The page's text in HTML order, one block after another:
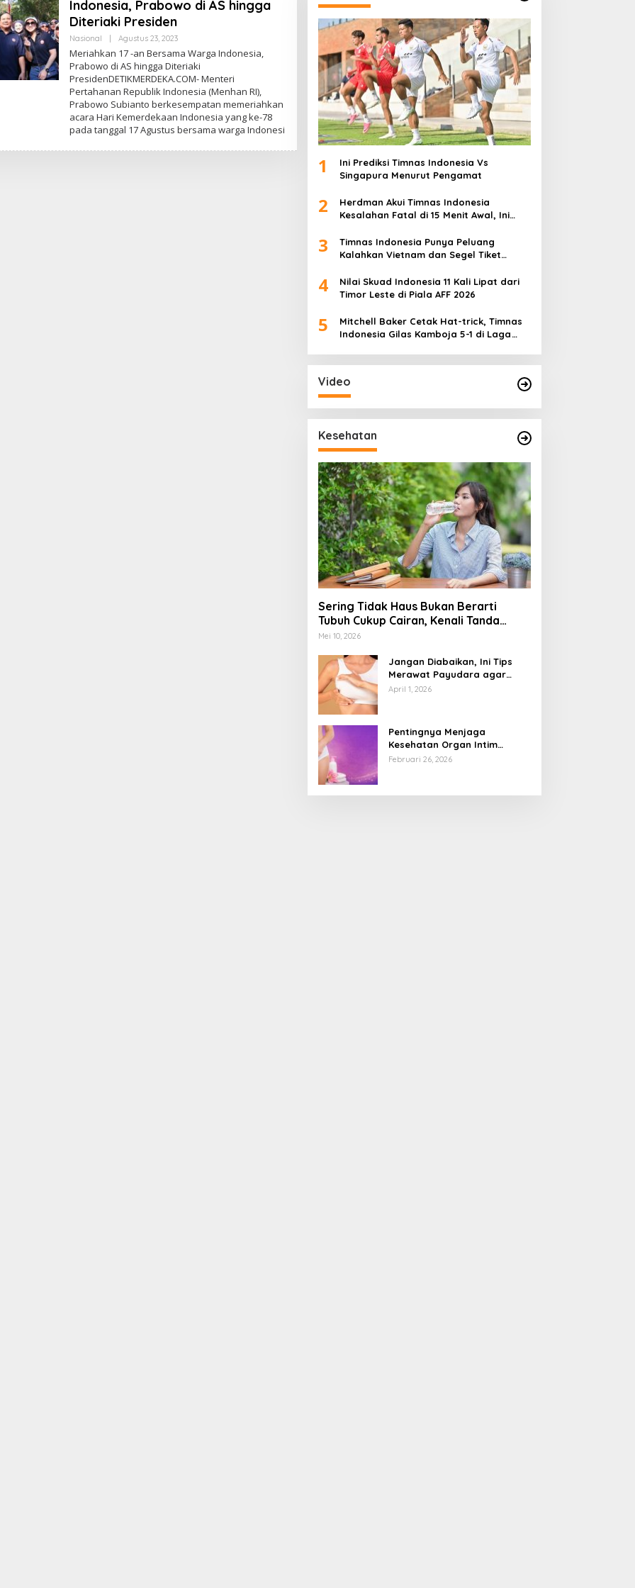
Indonesia, Prabowo di AS hingga
Diteriaki Presiden
Nasional Agustus 23, 2023O
E
H
E
D
I
T
R
Meriahkan 17 -an Bersama Warga Indonesia,
Prabowo di AS hingga Diteriaki
PresidenDETIKMERDEKA.COM- Menteri
Pertahanan Republik Indonesia (Menhan RI),
Prabowo Subianto berkesempatan memeriahkan
acara Hari Kemerdekaan Indonesia yang ke-78
pada tanggal 17 Agustus bersama warga Indonesi
1
Ini Prediksi Timnas Indonesia Vs
Singapura Menurut Pengamat
2
Herdman Akui Timnas Indonesia
Kesalahan Fatal di 15 Menit Awal, Ini
3
Timnas Indonesia Punya Peluang
Kalahkan Vietnam dan Segel Tiket
4
Nilai Skuad Indonesia 11 Kali Lipat dari
Timor Leste di Piala AFF 2026
5
Mitchell Baker Cetak Hat-trick, Timnas
Indonesia Gilas Kamboja 5-1 di Laga
Video
Kesehatan
Sering Tidak Haus Bukan Berarti
Tubuh Cukup Cairan, Kenali Tanda
Dehidrasi Ringan
Mei 10, 2026
Jangan Diabaikan, Ini Tips
Merawat Payudara agar
Tetap Sehat dan Terhindar
April 1, 2026
Pentingnya Menjaga
Kesehatan Organ Intim
Wanita, Ini 3 Cara Perawatan
Februari 26, 2026